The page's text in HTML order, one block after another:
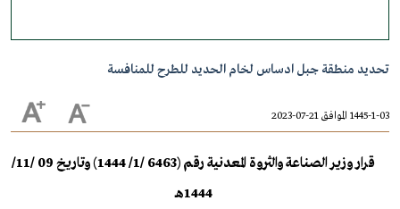
تحديد منطقة جبل ادساس لخام الحديد للطرح للمنافسة
1445-1-03 الموافق 21-07-2023
قرار وزير الصناعة والثروة المعدنية رقم (6463 /1/ 1444) وتاريخ 09 /11/
1444هـ